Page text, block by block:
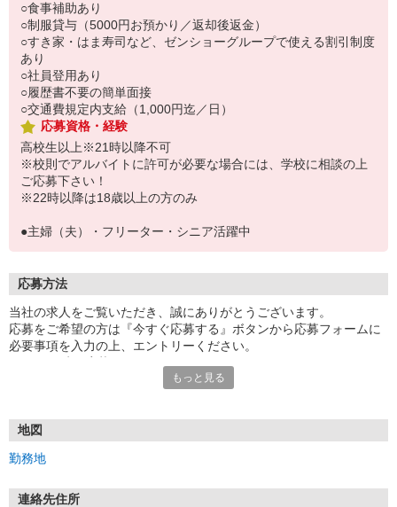
○食事補助あり
○制服貸与（5000円お預かり／返却後返金）
○すき家・はま寿司など、ゼンショーグループで使える割引制度
あり
○社員登用あり
○履歴書不要の簡単面接
○交通費規定内支給（1,000円迄／日）
応募資格・経験
高校生以上※21時以降不可
※校則でアルバイトに許可が必要な場合には、学校に相談の上
ご応募下さい！
※22時以降は18歳以上の方のみ
●主婦（夫）・フリーター・シニア活躍中
応募方法
当社の求人をご覧いただき、誠にありがとうございます。
応募をご希望の方は『今すぐ応募する』ボタンから応募フォームに
必要事項を入力の上、エントリーください。
号」など
もっと見る
地図
勤務地
連絡先住所